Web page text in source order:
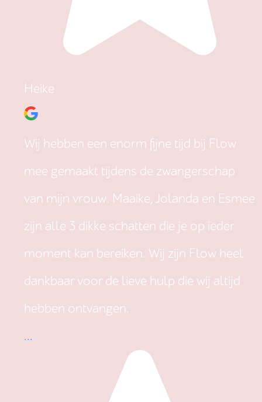
Heike
Wij hebben een enorm fijne tijd bij Flow
mee gemaakt tijdens de zwangerschap
van mijn vrouw. Maaike, Jolanda en Esmee
zijn alle 3 dikke schatten die je op ieder
moment kan bereiken. Wij zijn Flow heel
dankbaar voor de lieve hulp die wij altijd
hebben ontvangen.
...